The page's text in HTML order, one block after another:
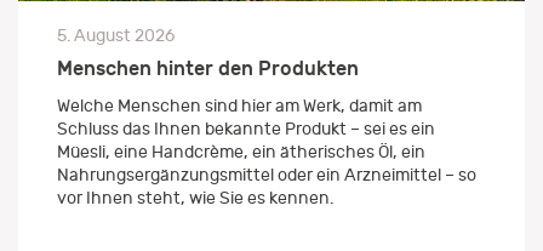
5. August 2026
Menschen hinter den Produkten
Welche Menschen sind hier am Werk, damit am
Schluss das Ihnen bekannte Produkt – sei es ein
Müesli, eine Handcrème, ein ätherisches Öl, ein
Nahrungsergänzungsmittel oder ein Arzneimittel – so
vor Ihnen steht, wie Sie es kennen.